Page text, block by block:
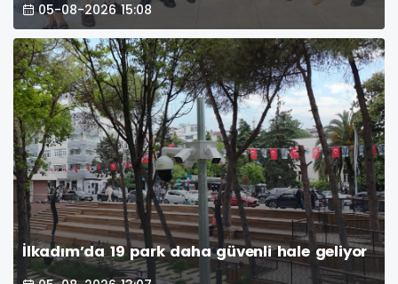
05-08-2026 15:08
İlkadım’da 19 park daha güvenli hale geliyor